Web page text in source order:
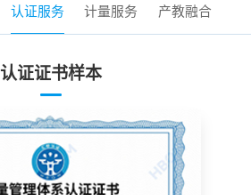
认证服务 计量服务 产教融合
认证证书样本